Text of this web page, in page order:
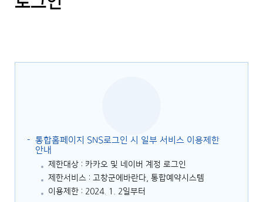
통합홈페이지 SNS로그인 시 일부 서비스 이용제한
안내
제한대상 : 카카오 및 네이버 계정 로그인
제한서비스 : 고창군에바란다, 통합예약시스템
이용제한 : 2024. 1. 2일부터